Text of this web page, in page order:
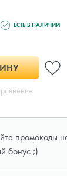
ЕСТЬ В НАЛИЧИИ
промокоды
бонус ;)